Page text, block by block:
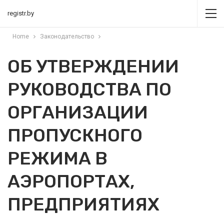
registr.by
Home Законодательство
ОБ УТВЕРЖДЕНИИ
РУКОВОДСТВА ПО
ОРГАНИЗАЦИИ
ПРОПУСКНОГО
РЕЖИМА В
АЭРОПОРТАХ,
ПРЕДПРИЯТИЯХ